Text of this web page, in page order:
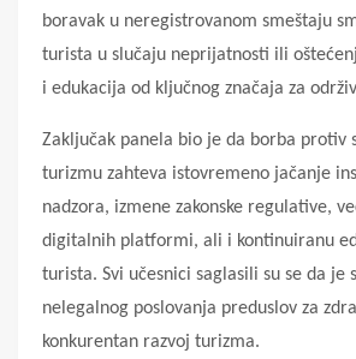
boravak u neregistrovanom smeštaju
turista u slučaju neprijatnosti ili
i edukacija od ključnog značaja za
Zaključak panela bio je da borba protiv
turizmu zahteva istovremeno jačanje
nadzora, izmene zakonske regulative,
digitalnih platformi, ali i kontinuiranu
turista. Svi učesnici saglasili su se da je
nelegalnog poslovanja preduslov za
konkurentan razvoj turizma.